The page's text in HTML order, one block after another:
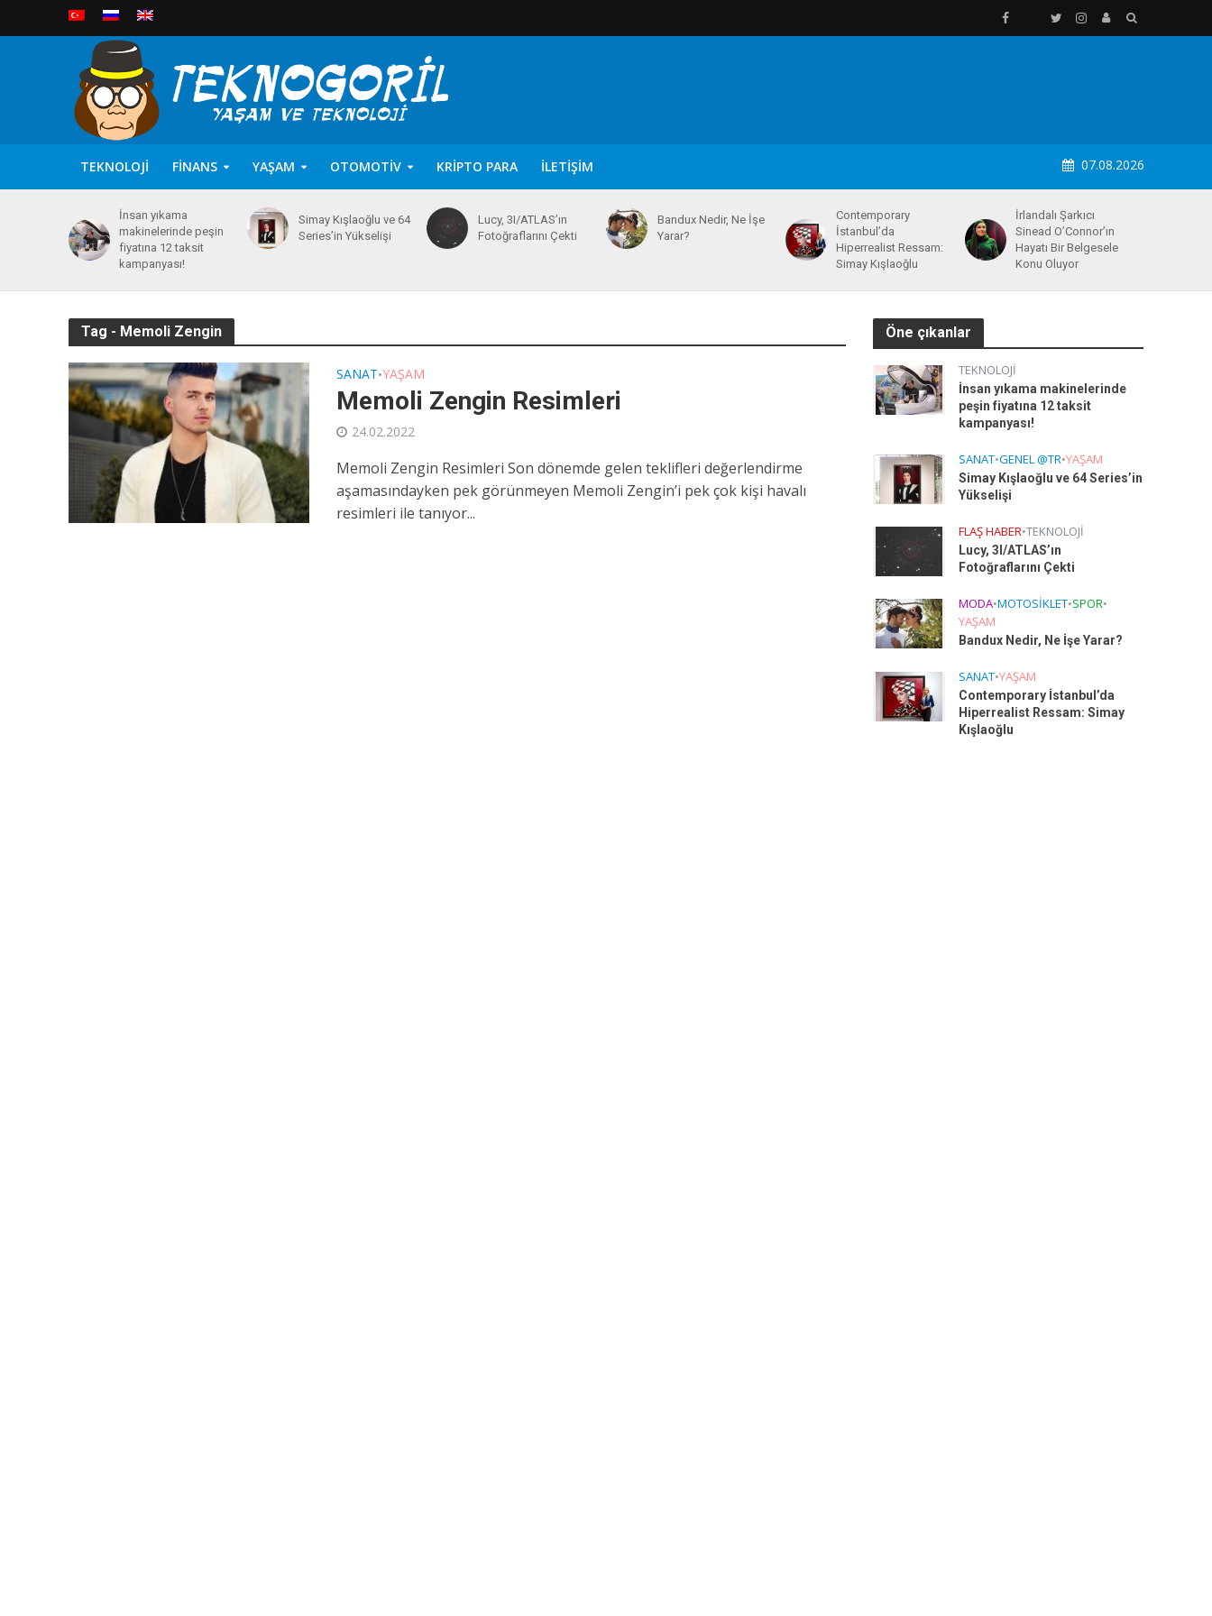
TEKNOLOJI FINANS YAŞAM OTOMOTIV KRIPTO PARA İLETIŞIM 07.08.2026
İnsan yıkama
makinelerinde peşin
fiyatına 12 taksit
kampanyası!
Simay Kışlaoğlu ve 64
Series’in Yükselişi
Lucy, 3I/ATLAS’ın
Fotoğraflarını Çekti
Bandux Nedir, Ne İşe
Yarar?
Contemporary
İstanbul’da
Hiperrealist Ressam:
Simay Kışlaoğlu
İrlandalı Şarkıcı
Sinead O’Connor’ın
Hayatı Bir Belgesele
Konu Oluyor
Tag - Memoli Zengin
SANAT•YAŞAM
Memoli Zengin Resimleri
24.02.2022
Memoli Zengin Resimleri Son dönemde gelen teklifleri değerlendirme
aşamasındayken pek görünmeyen Memoli Zengin’i pek çok kişi havalı
resimleri ile tanıyor...
Öne çıkanlar
TEKNOLOJI
İnsan yıkama makinelerinde
peşin fiyatına 12 taksit
kampanyası!
SANAT•GENEL @TR•YAŞAM
Simay Kışlaoğlu ve 64 Series’in
Yükselişi
FLAŞ HABER•TEKNOLOJI
Lucy, 3I/ATLAS’ın
Fotoğraflarını Çekti
MODA•MOTOSIKLET•SPOR•
YAŞAM
Bandux Nedir, Ne İşe Yarar?
SANAT•YAŞAM
Contemporary İstanbul’da
Hiperrealist Ressam: Simay
Kışlaoğlu